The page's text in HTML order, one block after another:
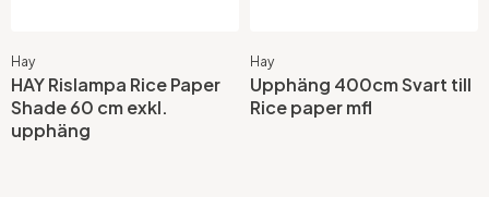
Hay
HAY Rislampa Rice Paper
Shade 60 cm exkl.
upphäng
Hay
Upphäng 400cm Svart till
Rice paper mfl